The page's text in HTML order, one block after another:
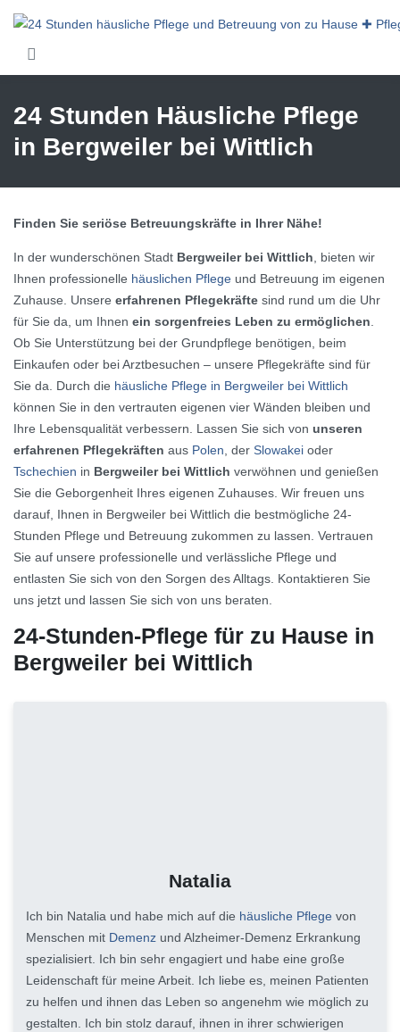
24 Stunden Häusliche Pflege
in Bergweiler bei Wittlich
Finden Sie seriöse Betreuungskräfte in Ihrer Nähe!
In der wunderschönen Stadt Bergweiler bei Wittlich, bieten wir
Ihnen professionelle häuslichen Pflege und Betreuung im eigenen
Zuhause. Unsere erfahrenen Pflegekräfte sind rund um die Uhr
für Sie da, um Ihnen ein sorgenfreies Leben zu ermöglichen.
Ob Sie Unterstützung bei der Grundpflege benötigen, beim
Einkaufen oder bei Arztbesuchen – unsere Pflegekräfte sind für
Sie da. Durch die häusliche Pflege in Bergweiler bei Wittlich
können Sie in den vertrauten eigenen vier Wänden bleiben und
Ihre Lebensqualität verbessern. Lassen Sie sich von unseren
erfahrenen Pflegekräften aus Polen, der Slowakei oder
Tschechien in Bergweiler bei Wittlich verwöhnen und genießen
Sie die Geborgenheit Ihres eigenen Zuhauses. Wir freuen uns
darauf, Ihnen in Bergweiler bei Wittlich die bestmögliche 24-
Stunden Pflege und Betreuung zukommen zu lassen. Vertrauen
Sie auf unsere professionelle und verlässliche Pflege und
entlasten Sie sich von den Sorgen des Alltags. Kontaktieren Sie
uns jetzt und lassen Sie sich von uns beraten.
24-Stunden-Pflege für zu Hause in
Bergweiler bei Wittlich
Natalia
Ich bin Natalia und habe mich auf die häusliche Pflege von
Menschen mit Demenz und Alzheimer-Demenz Erkrankung
spezialisiert. Ich bin sehr engagiert und habe eine große
Leidenschaft für meine Arbeit. Ich liebe es, meinen Patienten
zu helfen und ihnen das Leben so angenehm wie möglich zu
gestalten. Ich bin stolz darauf, ihnen in ihrer schwierigen